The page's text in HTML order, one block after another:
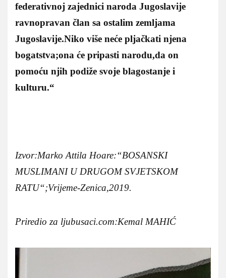
federativnoj zajednici naroda Jugoslavije
ravnopravan član sa ostalim zemljama
Jugoslavije.Niko više neće pljačkati njena
bogatstva;ona će pripasti narodu,da on
pomoću njih podiže svoje blagostanje i
kulturu.“
Izvor:Marko Attila Hoare:“BOSANSKI
MUSLIMANI U DRUGOM SVJETSKOM
RATU“;Vrijeme-Zenica,2019.
Priredio za ljubusaci.com:Kemal MAHIĆ